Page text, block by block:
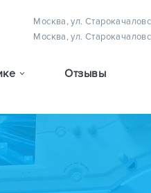
Москва, ул.
Москва, ул.
Отзывы